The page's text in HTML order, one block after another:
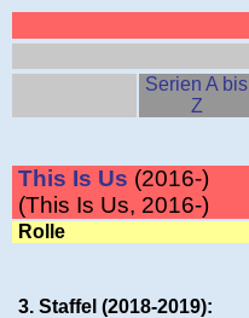
Serien A bis
Z
This Is Us (2016-)
(This Is Us, 2016-)
Rolle
3. Staffel (2018-2019):